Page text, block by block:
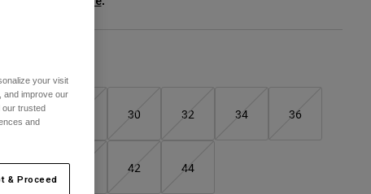
26 30 32 34 36
38 42 44
your visit
and improve our
our trusted
and
& Proceed